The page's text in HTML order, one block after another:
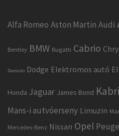
Alfa Romeo Aston Martin Audi
Bentley BMW Bugatti Cabrio
Daewoo Dodge Elektromos autó
Honda Jaguar James Bond
Mans-i autvóerseny Limuzin
Mercedes-Benz Nissan Opel